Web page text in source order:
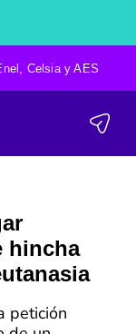
Celsia y AES
hincha
petición